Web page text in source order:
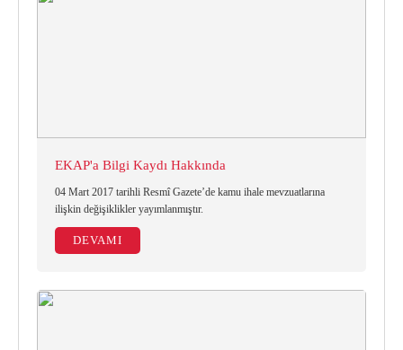
EKAP'a Bilgi Kaydı Hakkında
04 Mart 2017 tarihli Resmî Gazete’de kamu ihale mevzuatlarına
ilişkin değişiklikler yayımlanmıştır.
DEVAMI